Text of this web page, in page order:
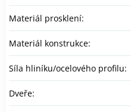
Materiál prosklení:
Materiál konstrukce:
Síla hliníku/ocelového profilu:
Dveře: